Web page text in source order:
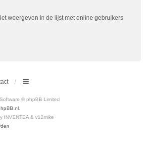
weergeven in de lijst met online gebruikers
© phpBB Limited
.
INVENTEA & v12mike